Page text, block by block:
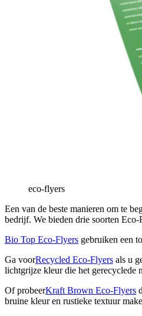
eco-flyers
Een van de beste manieren om te
bedrijf. We bieden drie soorten
Bio Top Eco-Flyers gebruiken een
Ga voorRecycled Eco-Flyers als u
lichtgrijze kleur die het gerecyclede
Of probeerKraft Brown Eco-Flyers
bruine kleur en rustieke textuur